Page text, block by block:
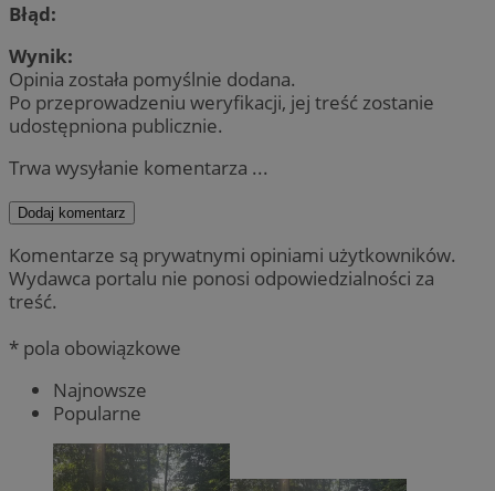
Błąd:
Wynik:
Opinia została pomyślnie dodana.
Po przeprowadzeniu weryfikacji, jej treść zostanie
udostępniona publicznie.
Trwa wysyłanie komentarza ...
Dodaj komentarz
Komentarze są prywatnymi opiniami użytkowników.
Wydawca portalu nie ponosi odpowiedzialności za
treść.
* pola obowiązkowe
Najnowsze
Popularne